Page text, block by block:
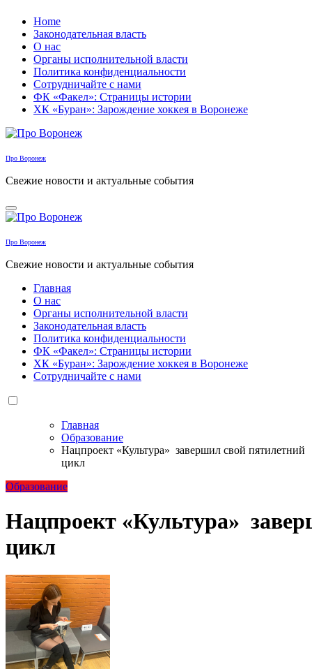
Перейти
содержанию
Home
Законодательная власть
О нас
Органы исполнительной власти
Политика конфиденциальности
Сотрудничайте с нами
ФК «Факел»: Страницы истории
ХК «Буран»: Зарождение хоккея в Воронеже
Про Воронеж
Свежие новости и актуальные события
Про Воронеж
Свежие новости и актуальные события
Главная
О нас
Органы исполнительной власти
Законодательная власть
Политика конфиденциальности
ФК «Факел»: Страницы истории
ХК «Буран»: Зарождение хоккея в Воронеже
Сотрудничайте с нами
Главная
Образование
Нацпроект «Культура» завершил свой пятилетний
цикл
Образование
Нацпроект «Культура»
цикл